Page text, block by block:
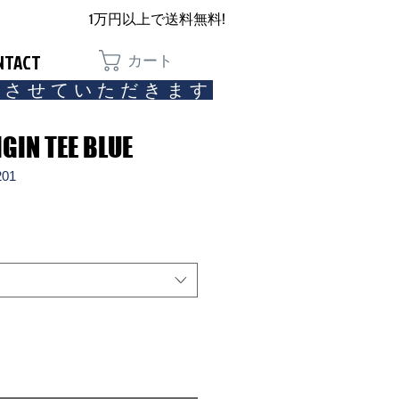
1万円以上で送料無料!
カート
せていただきます​
TEE BLUE